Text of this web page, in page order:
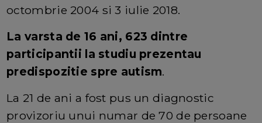
octombrie 2004 si 3 iulie 2018.
La varsta de 16 ani, 623 dintre
participantii la studiu prezentau
predispozitie spre autism.
La 21 de ani a fost pus un diagnostic
provizoriu unui numar de 70 de persoane